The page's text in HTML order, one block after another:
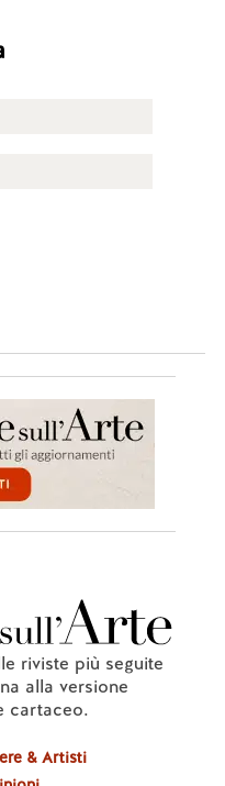
riviste più seguite
alla versione
cartaceo.
& Artisti